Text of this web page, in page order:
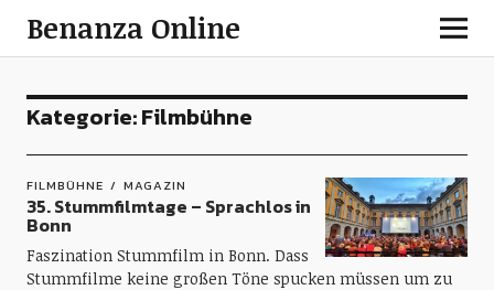
Benanza Online
Kategorie:Filmbühne
FILMBÜHNE MAGAZIN
35. Stummfilmtage – Sprachlos in
Bonn
Faszination Stummfilm in Bonn. Dass
Stummfilme keine großen Töne spucken müssen um zu